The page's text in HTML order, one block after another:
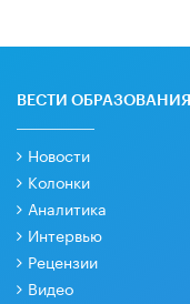
ВЕСТИ ОБРАЗОВАНИЯ
Новости
Колонки
Аналитика
Интервью
Рецензии
Видео